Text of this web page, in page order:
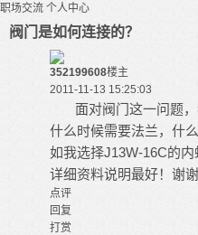
职场交流 个人中心
阀门是如何连接的？
352199608楼主
2011-11-13 15:25:03
面对阀门这一问题，
什么时候需要法兰，什
如我选择J13W-16C的
详细资料说明最好！谢谢
点评
回复
打赏